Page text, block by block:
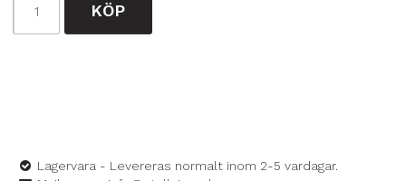
KÖP
Lagervara - Levereras normalt inom 2-5 vardagar.